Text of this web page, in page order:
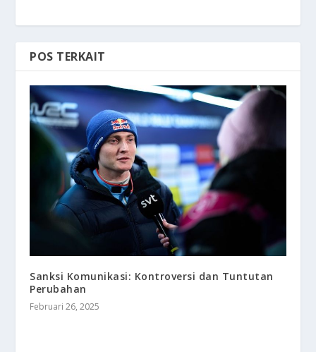
POS TERKAIT
Sanksi Komunikasi: Kontroversi dan Tuntutan
Perubahan
Februari 26, 2025